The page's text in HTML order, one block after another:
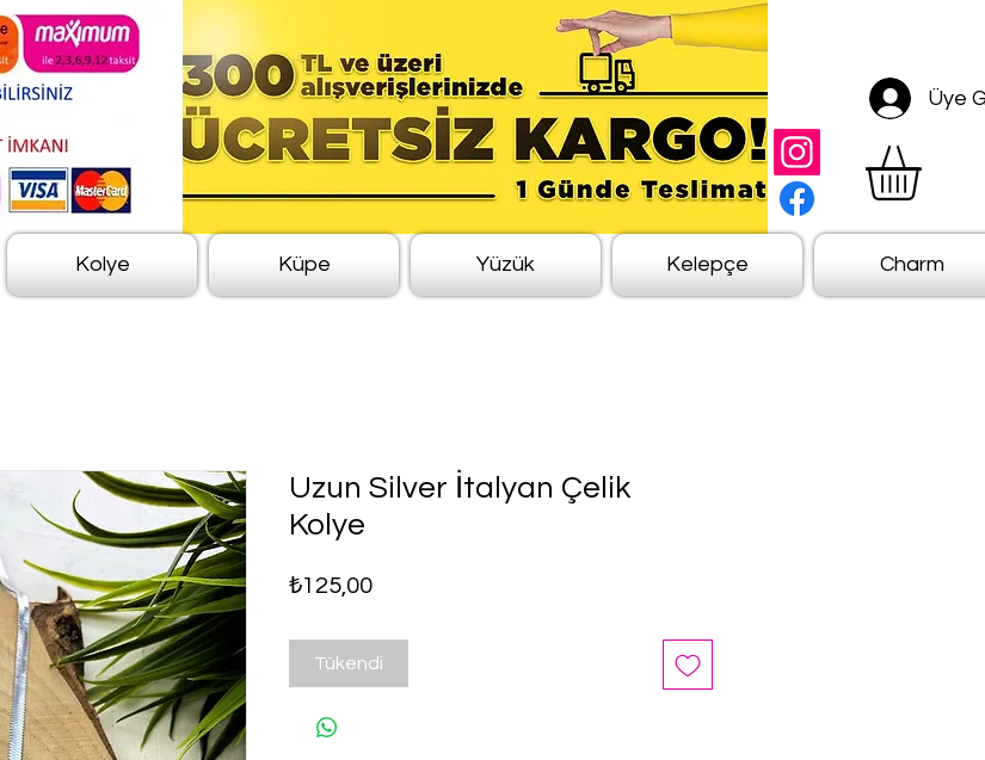
Üye
Kolye Küpe Yüzük Kelepçe Charm
Uzun Silver İtalyan Çelik
Kolye
₺125,00Fiyat
Tükendi